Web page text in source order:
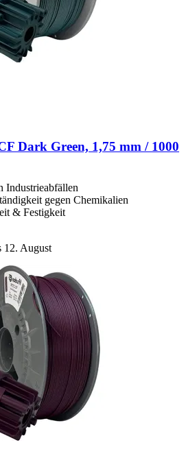
Dark Green, 1,75 mm / 1000
Industrieabfällen
gegen Chemikalien
& Festigkeit
12. August